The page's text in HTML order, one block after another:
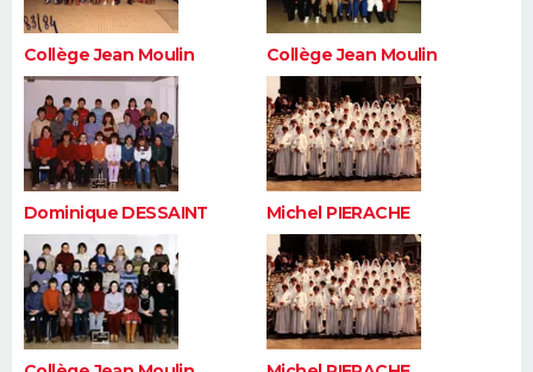
Collège Jean Moulin Collège Jean Moulin
Dominique DESSAINT Michel PIERACHE